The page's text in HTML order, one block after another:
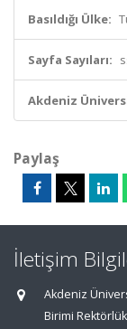
Basıldığı Ülke:
Sayfa Sayıları:
Akdeniz
Paylaş
İletişim
Akdeniz
Birimi